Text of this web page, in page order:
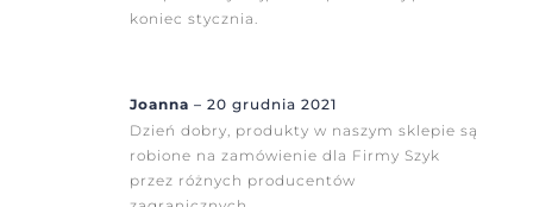
koniec stycznia.
Joanna – 20 grudnia 2021
Dzień dobry, produkty w naszym sklepie są
robione na zamówienie dla Firmy Szyk
przez różnych producentów